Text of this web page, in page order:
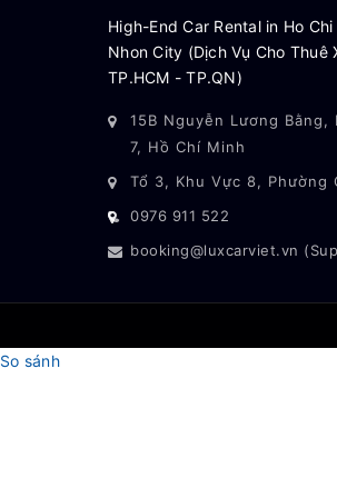
High-End Car Rental in Ho
Nhon City (Dịch Vụ Cho Thuê
TP.HCM - TP.QN)
15B Nguyễn Lương Bằng,
7, Hồ Chí Minh
Tổ 3, Khu Vực 8, Phường
0976 911 522
booking@luxcarviet.vn
So sánh